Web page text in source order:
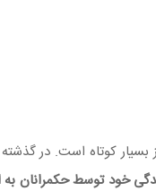
کوتاه است. در
خود توسط حکمرانان